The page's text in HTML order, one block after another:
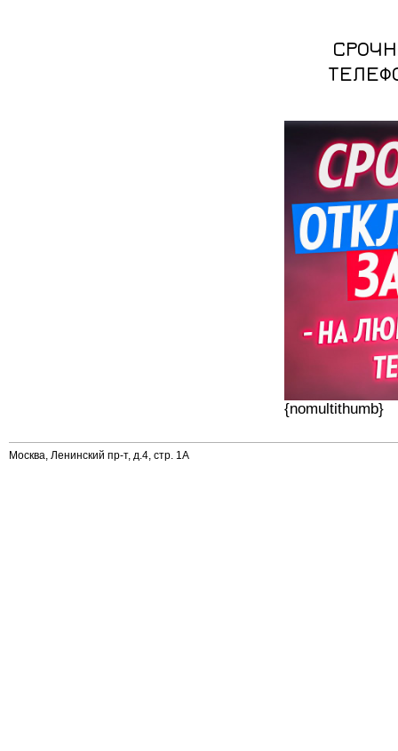
{nomultithumb}
Москва, Ленинский пр-т, д.4, стр. 1А